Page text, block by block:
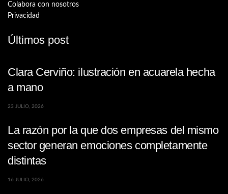
Colabora con nosotros
Privacidad
Últimos post
Clara Cerviño: ilustración en acuarela hecha
a mano
23 JULIO, 2026
La razón por la que dos empresas del mismo
sector generan emociones completamente
distintas
16 JULIO, 2026